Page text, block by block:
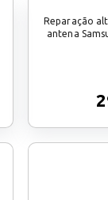
Reparação
antena